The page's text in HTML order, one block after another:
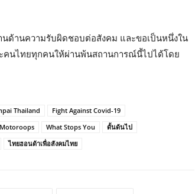
ด้านความรับผิดชอบต่อสังคม และขอเป็นหนึ่งใน
คนไทยทุกคนให้ผ่านพ้นสถานการณ์นี้ไปได้โดย
Thailand
Fight Against Covid-19
Motoroops What Stops You
ดั้นด้นไป
ไทยฮอนด้าเพื่อสังคมไทย